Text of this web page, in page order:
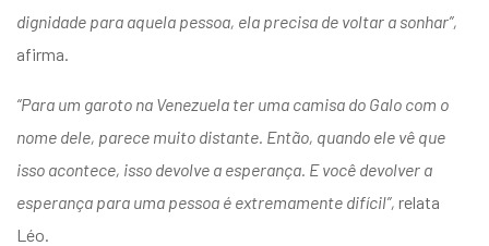
dignidade para aquela pessoa, ela precisa de voltar a sonhar”,
afirma.
“Para um garoto na Venezuela ter uma camisa do Galo com o
nome dele, parece muito distante. Então, quando ele vê que
isso acontece, isso devolve a esperança. E você devolver a
esperança para uma pessoa é extremamente difícil”, relata
Léo.